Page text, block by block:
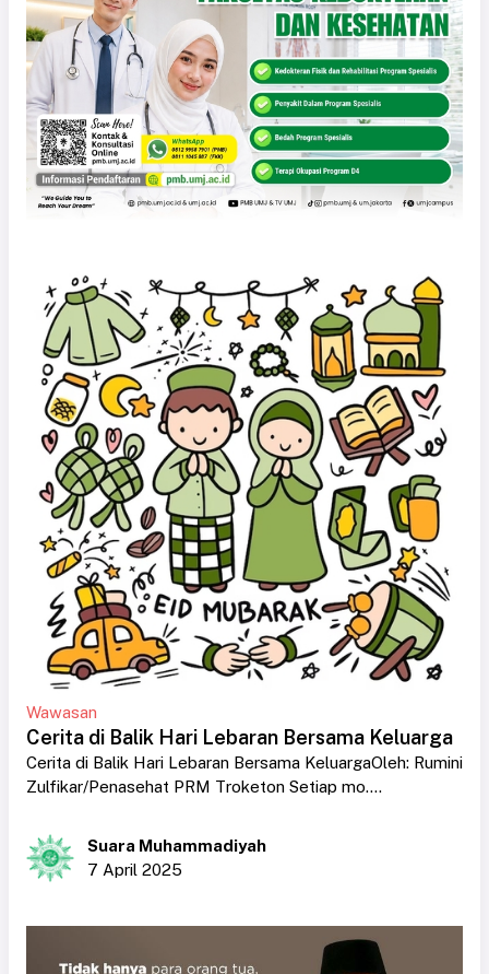
Wawasan
Cerita di Balik Hari Lebaran Bersama Keluarga
Cerita di Balik Hari Lebaran Bersama KeluargaOleh: Rumini
Zulfikar/Penasehat PRM Troketon Setiap mo....
Suara Muhammadiyah
7 April 2025